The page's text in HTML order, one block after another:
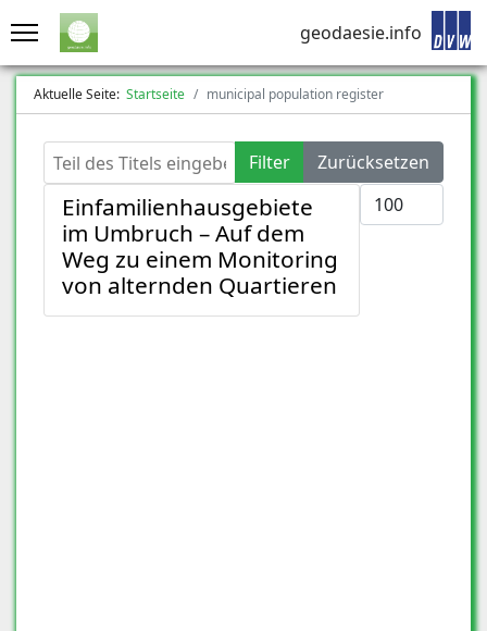
geodaesie.info
Aktuelle Seite: Startseite municipal population register
Teil des Titels eingeben Filter
Zurücksetzen
Anzeige #
Einfamilienhausgebiete
im Umbruch – Auf dem
Weg zu einem Monitoring
von alternden Quartieren